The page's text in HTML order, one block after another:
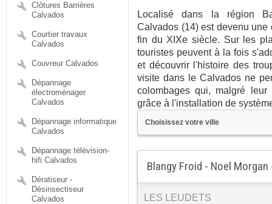
Clôtures Barrières
Calvados
Courtier travaux
Calvados
Couvreur Calvados
Dépannage
électroménager
Calvados
Dépannage informatique
Calvados
Dépannage télévision-
hifi Calvados
Dératiseur -
Désinsectiseur
Calvados
Localisé dans la région
Calvados (14) est devenu
fin du XIXe siècle. Sur les
touristes peuvent à la fois
et découvrir l'histoire des
visite dans le Calvados ne
colombages qui, malgré
grâce à l'installation de
Blangy Froid - Noel
LES LEUDETS